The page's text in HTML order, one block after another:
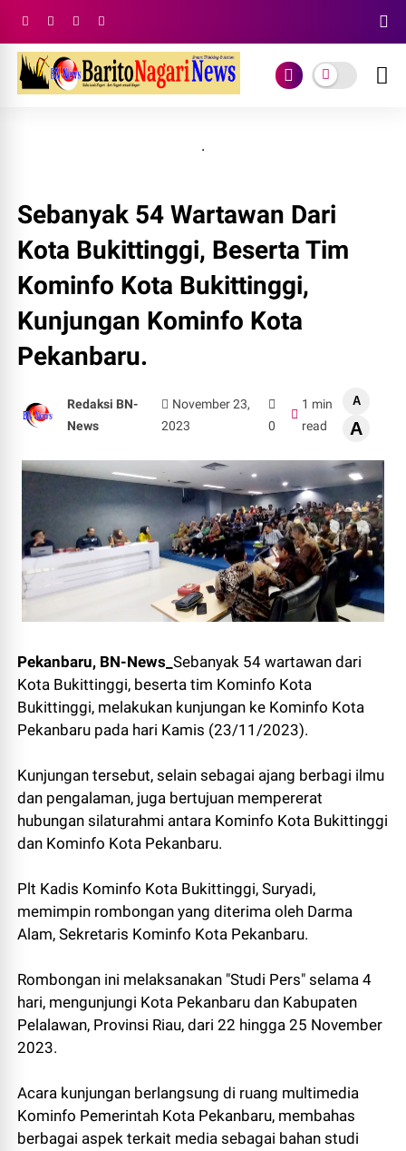
.
Sebanyak 54 Wartawan Dari
Kota Bukittinggi, Beserta Tim
Kominfo Kota Bukittinggi,
Kunjungan Kominfo Kota
Pekanbaru.
Redaksi BN-
News
November 23,
2023
0
1 min
read
A
A
Pekanbaru, BN-News_Sebanyak 54 wartawan dari
Kota Bukittinggi, beserta tim Kominfo Kota
Bukittinggi, melakukan kunjungan ke Kominfo Kota
Pekanbaru pada hari Kamis (23/11/2023).
Kunjungan tersebut, selain sebagai ajang berbagi ilmu
dan pengalaman, juga bertujuan mempererat
hubungan silaturahmi antara Kominfo Kota Bukittinggi
dan Kominfo Kota Pekanbaru.
Plt Kadis Kominfo Kota Bukittinggi, Suryadi,
memimpin rombongan yang diterima oleh Darma
Alam, Sekretaris Kominfo Kota Pekanbaru.
Rombongan ini melaksanakan "Studi Pers" selama 4
hari, mengunjungi Kota Pekanbaru dan Kabupaten
Pelalawan, Provinsi Riau, dari 22 hingga 25 November
2023.
Acara kunjungan berlangsung di ruang multimedia
Kominfo Pemerintah Kota Pekanbaru, membahas
berbagai aspek terkait media sebagai bahan studi